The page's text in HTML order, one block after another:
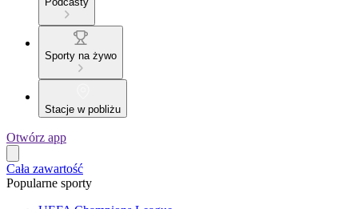
Sporty na żywo
Stacje w pobliżu
Otwórz app
Cała zawartość
Popularne sporty